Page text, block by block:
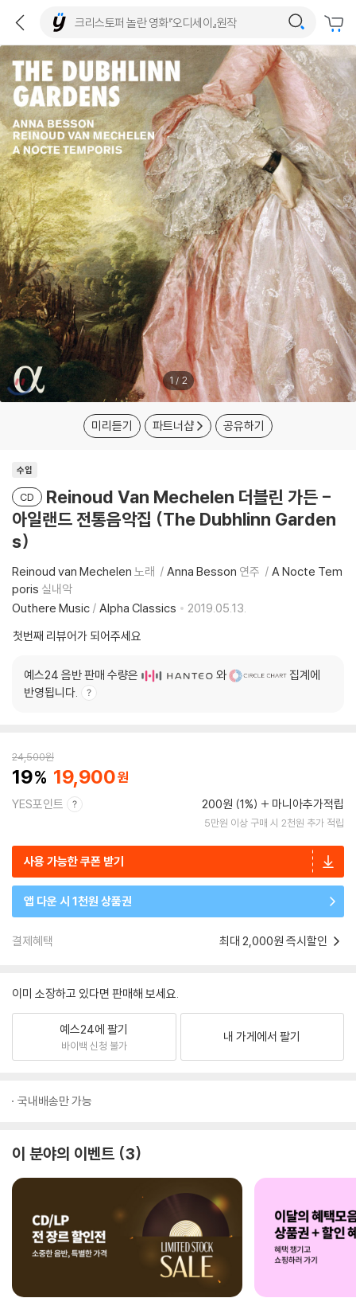
1 / 2
미리듣기 파트너샵 공유하기
수입
CD
Reinoud Van Mechelen 더블린 가든 -
아일랜드 전통음악집 (The Dubhlinn Garden
s)
Reinoud van Mechelen 노래 Anna Besson 연주
A Nocte Tem
poris 실내악
Outhere Music / Alpha Classics
2019.05.13.
첫번째 리뷰어가 되어주세요
예스24 음반 판매 수량은 와
집계에
반영됩니다.
24,500원
19 19,900
YES포인트 200원 (1%) 마니아추가적립
5만원 이상 구매 시 2천원 추가 적립
사용 가능한 쿠폰 받기
앱 다운 시 1천원 상품권
결제혜택 최대 2,000원 즉시할인
이미 소장하고 있다면 판매해 보세요.
예스24에 팔기
바이백 신청 불가
내 가게에서 팔기
국내배송만 가능
이 분야의 이벤트 3